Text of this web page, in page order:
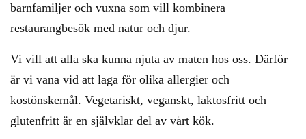
barnfamiljer och vuxna som vill kombinera
restaurangbesök med natur och djur.
Vi vill att alla ska kunna njuta av maten hos oss. Därför
är vi vana vid att laga för olika allergier och
kostönskemål. Vegetariskt, veganskt, laktosfritt och
glutenfritt är en självklar del av vårt kök.